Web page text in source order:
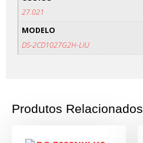
27.021
MODELO
DS-2CD1027G2H-LIU
Produtos Relacionados